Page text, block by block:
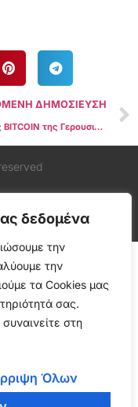
δεδομένα
την
την
τα Cookies μας
σας.
στη
Όλων
ΔΗΜΟΣΙΕΥΣΗ
Ο Νόμος BITCOIN της Γερουσιαστή Lummis θα μπορούσε να επεκτείνει το Αποθεματικό των ΗΠΑ πέραν του 1 Εκατομμυρίου BTC